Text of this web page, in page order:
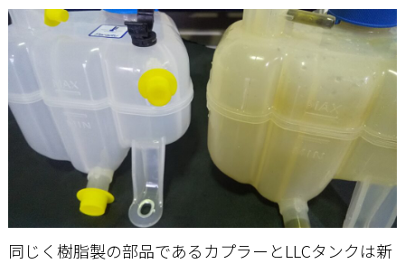
同じく樹脂製の部品であるカプラーとLLCタンクは新